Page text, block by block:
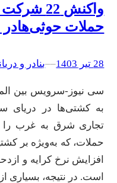
واکنش
حملات
28 تیر 1403 –
–بنادر و
سی نیوز-سرویس بین
به کشتی‌ها در دریای
تجاری شرق به غرب
حملات، که به‌ویژه بر
افزایش نرخ کرایه و
است. در نتیجه،